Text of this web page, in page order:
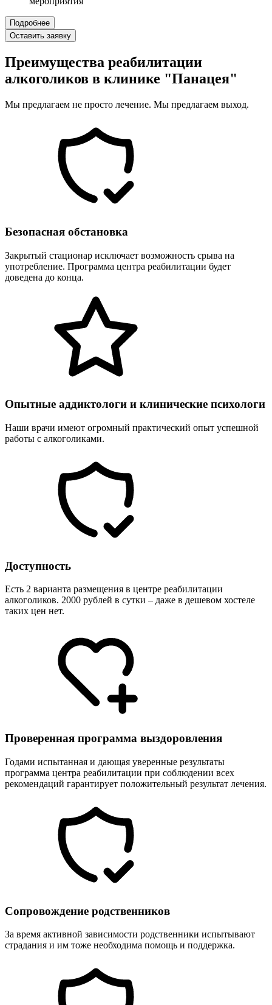
Подробнее
Оставить заявку
Преимущества реабилитации
алкоголиков в клинике "Панацея"
Мы предлагаем не просто лечение. Мы предлагаем выход.
Безопасная обстановка
Закрытый стационар исключает возможность срыва на
употребление. Программа центра реабилитации будет
доведена до конца.
Опытные аддиктологи и клинические психологи
Наши врачи имеют огромный практический опыт успешной
работы с алкоголиками.
Доступность
Есть 2 варианта размещения в центре реабилитации
алкоголиков. 2000 рублей в сутки – даже в дешевом хостеле
таких цен нет.
Проверенная программа выздоровления
Годами испытанная и дающая уверенные результаты
программа центра реабилитации при соблюдении всех
рекомендаций гарантирует положительный результат лечения.
Сопровождение родственников
За время активной зависимости родственники испытывают
страдания и им тоже необходима помощь и поддержка.